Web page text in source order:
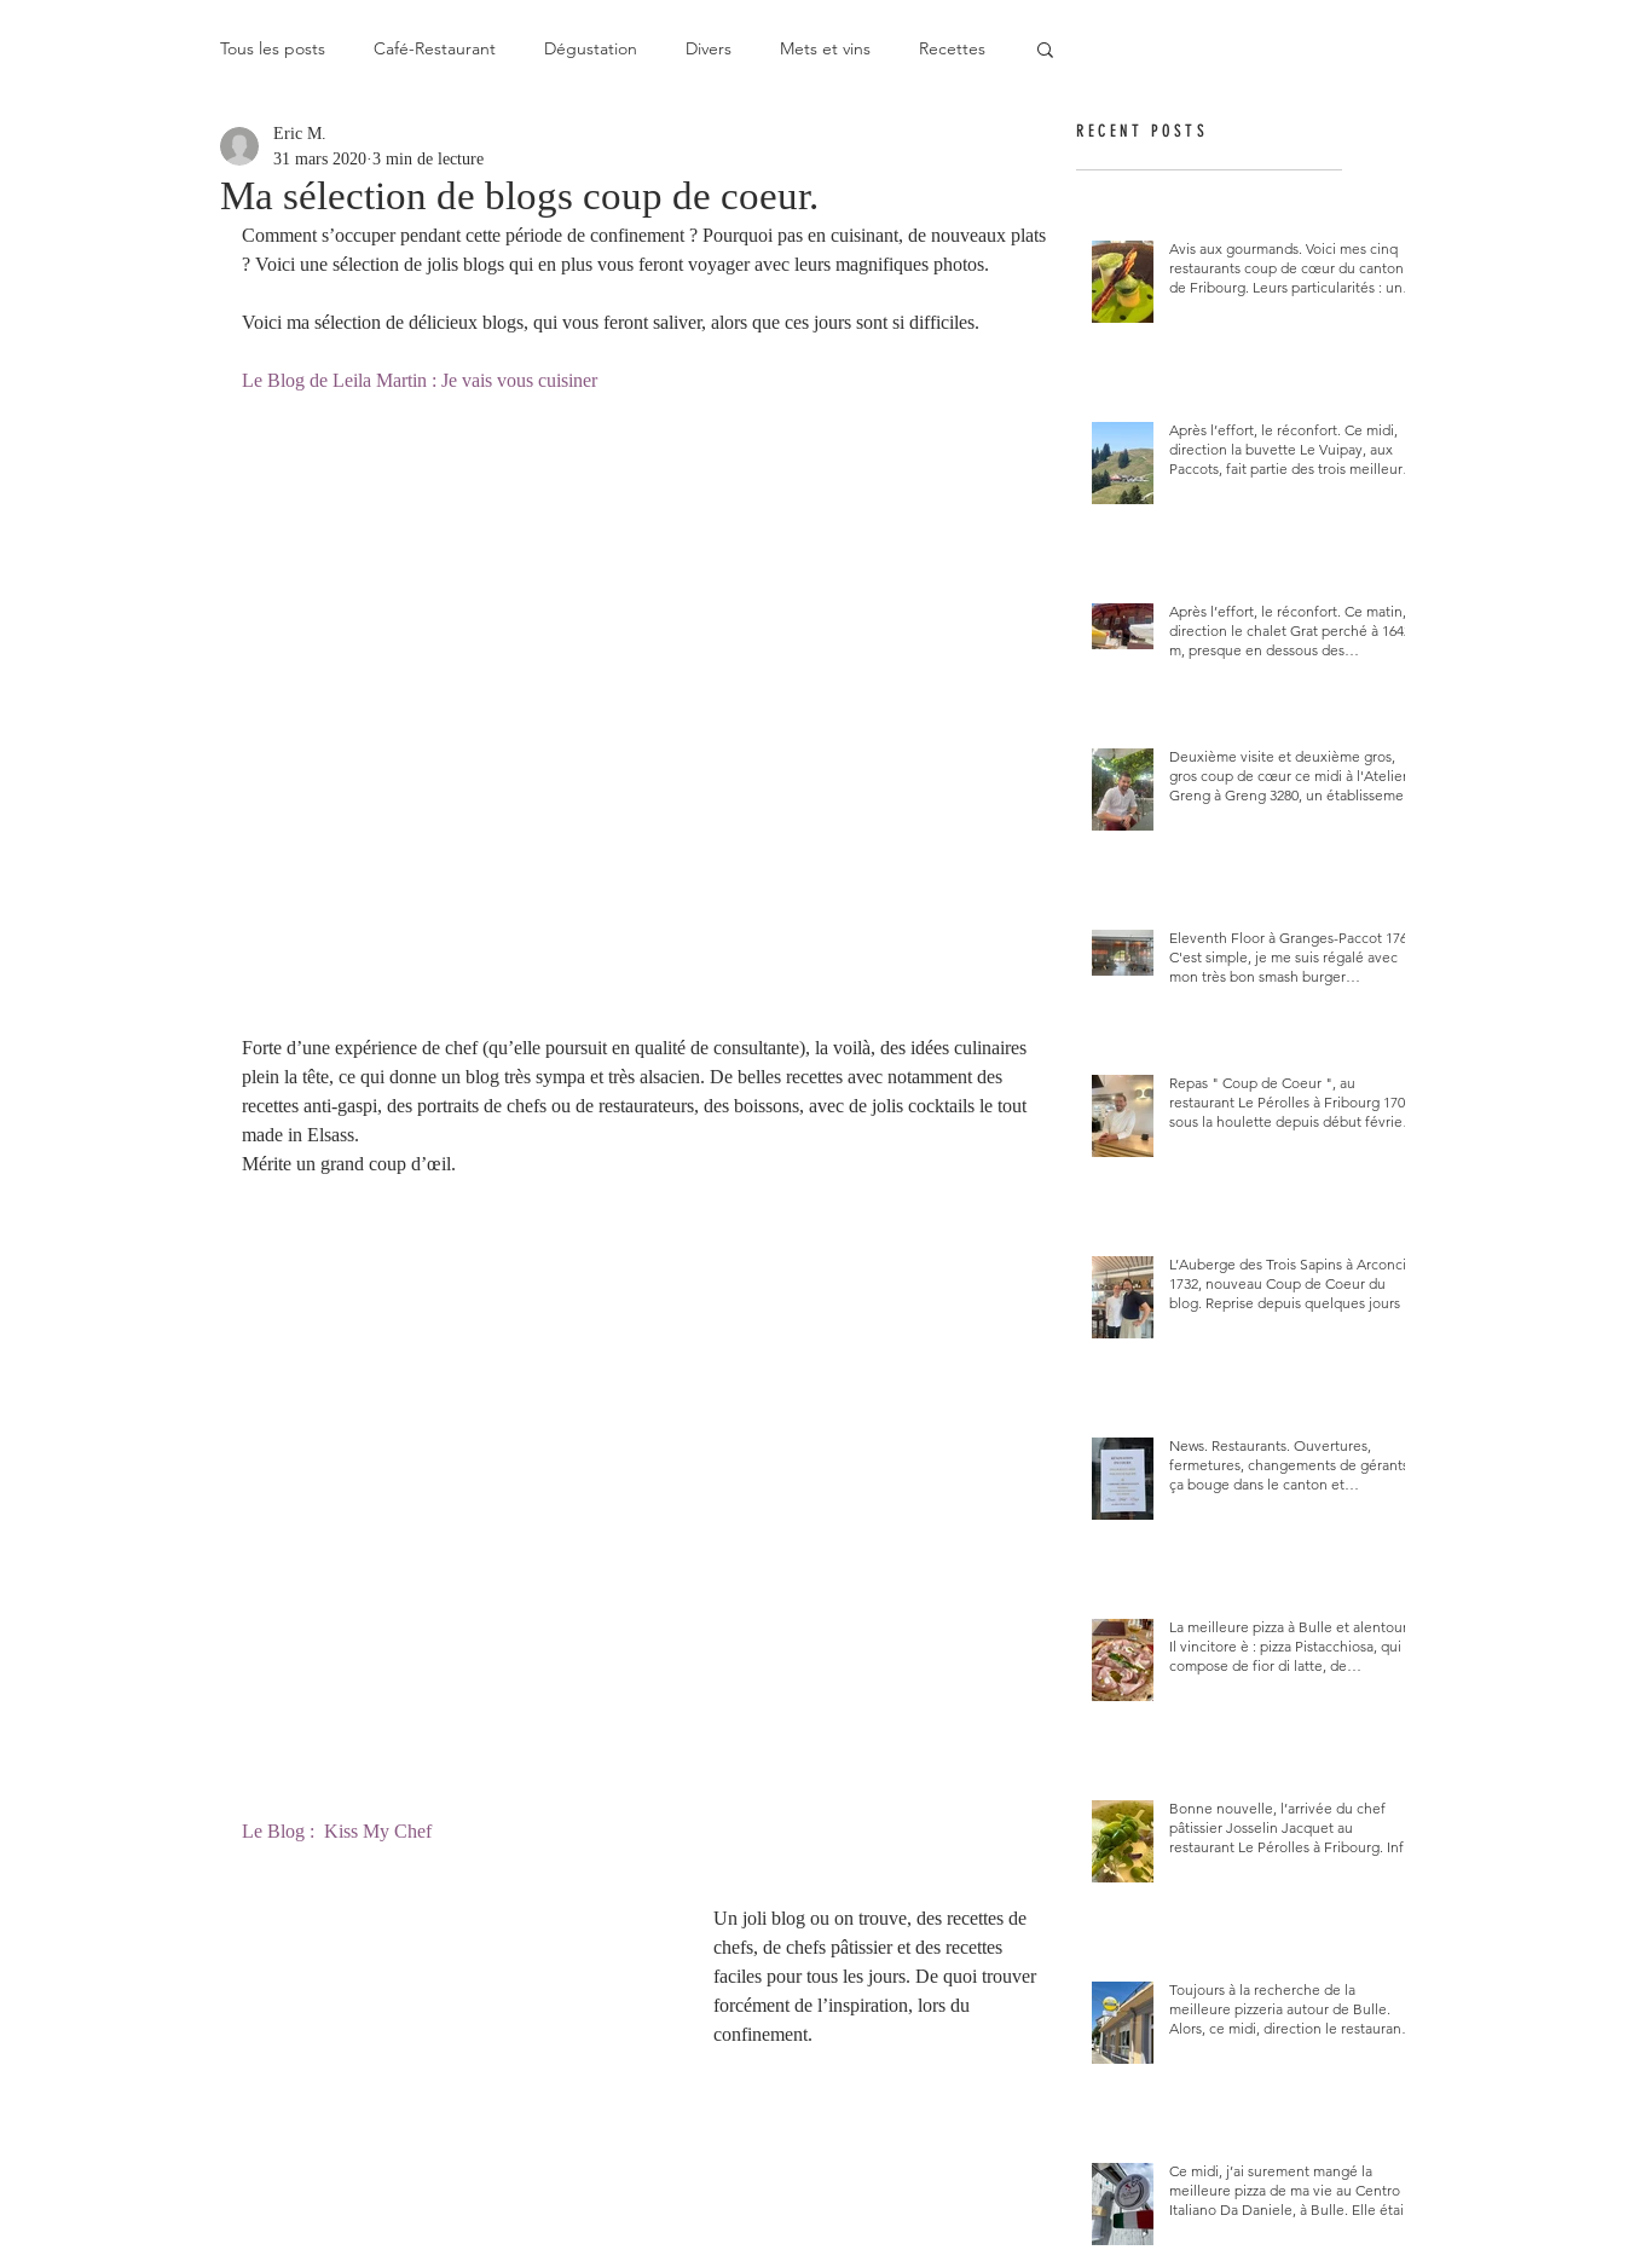
Tous les posts Café-Restaurant Dégustation Divers Mets et vins Recettes
Elevé
Coup de coeur Un flop à vite oublier Décevant Semie-gastronomique
Gastronomique Bistronomie Coup de gueule
Ma sélection de blogs coup de coeur.
Eric M.
31 mars 2020 3 min de lecture
Comment s’occuper pendant cette période de confinement ? Pourquoi pas en cuisinant, de nouveaux plats
? Voici une sélection de jolis blogs qui en plus vous feront voyager avec leurs magnifiques photos.
Voici ma sélection de délicieux blogs, qui vous feront saliver, alors que ces jours sont si difficiles.
Le Blog de Leila Martin : Je vais vous cuisiner
Forte d’une expérience de chef (qu’elle poursuit en qualité de consultante), la voilà, des idées culinaires
plein la tête, ce qui donne un blog très sympa et très alsacien. De belles recettes avec notamment des
recettes anti-gaspi, des portraits de chefs ou de restaurateurs, des boissons, avec de jolis cocktails le tout
made in Elsass.
Mérite un grand coup d’œil.
Le Blog :  Kiss My Chef
Un joli blog ou on trouve, des recettes de
chefs, de chefs pâtissier et des recettes
faciles pour tous les jours. De quoi trouver
forcément de l’inspiration, lors du
confinement.
RECENT POSTS
Avis aux gourmands. Voici mes cinq
restaurants coup de cœur du canton
de Fribourg. Leurs particularités : un
Après l’effort, le réconfort. Ce midi,
direction la buvette Le Vuipay, aux
Paccots, fait partie des trois meilleures
Après l’effort, le réconfort. Ce matin,
direction le chalet Grat perché à 1642
m, presque en dessous des
Deuxième visite et deuxième gros,
gros coup de cœur ce midi à l'Atelier
Greng à Greng 3280, un établissement
Eleventh Floor à Granges-Paccot 1763.
C'est simple, je me suis régalé avec
mon très bon smash burger
Repas " Coup de Coeur ", au
restaurant Le Pérolles à Fribourg 1700,
sous la houlette depuis début février
L’Auberge des Trois Sapins à Arconciel
1732, nouveau Coup de Coeur du
blog. Reprise depuis quelques jours (le
News. Restaurants. Ouvertures,
fermetures, changements de gérants,
ça bouge dans le canton et
La meilleure pizza à Bulle et alentour.
Il vincitore è : pizza Pistacchiosa, qui se
compose de fior di latte, de
Bonne nouvelle, l’arrivée du chef
pâtissier Josselin Jacquet au
restaurant Le Pérolles à Fribourg. Info
Toujours à la recherche de la
meilleure pizzeria autour de Bulle.
Alors, ce midi, direction le restaurant
Ce midi, j’ai surement mangé la
meilleure pizza de ma vie au Centro
Italiano Da Daniele, à Bulle. Elle était